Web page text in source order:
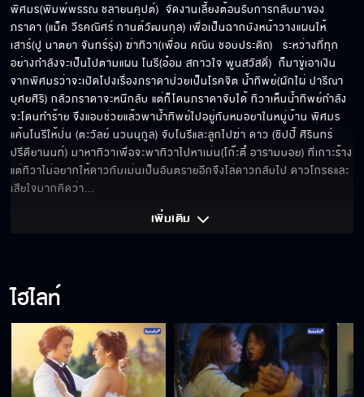
ต้นเหตุจากความหึงหวง
คนมีเงินจะทำอะไรก็ได้
คนเลวมันไม่มีต่อมรู้สึกผิดหรอก
เงินคือพระเจ้า
พิศมร(พิมพ์พรรณ ชลายนคุปต์)  จัดงานเลี้ยงต้อนรับการกลับมาของ
ภราดา (แม็ค วีรคณิศร์ กานต์วัฒนกุล) เพื่อเป็นฉากบังหน้าวางแผนให้
เสาร์(ปู นาตยา จันทร์รุ่ง) ฆ่าทิวา(เพื่อน คณิน ชอบประดิถ)   ระหว่างที่ทุก
อย่างกำลังจะเป็นไปตามแผน โนรี(อ๋อม สกาวใจ พูนสวัสดิ์)  ก็มาขู่เอาเงิน
จากพิศมรว่าจะเปิดโปงเรื่องภราดาป่วยเป็นโรคจิต น้ำทิพย์(ผักไผ่ ปารีณา
บุศยศิริ) กลัวภราดาจะหนีกลับ แต่ก็โดนภราดาจับได้ ทิวาเห็นน้ำทิพย์กำลัง
จะโดนทำร้าย จึงแอบช่วยแล้วพาน้ำทิพย์ไปอยู่กับหมอยาในหมู่บ้าน พิศมร
แค้นโนรีให้ป่น (ตะวัลย์ นวนนุกูล) จับโนรีและลูกไปฆ่า ดาว (ชิปปี้ ศิรินทร์
ปรีดียานนท์) มาหาทิวาเพื่อจะพาทิวาไปหาเม่น(โก๊ะตี๋ อารามบอย) ที่เกาะร้าง
แต่ทิวาไม่อยากให้ดาวกับเม่นเป็นอันตรายอีกจึงไล่ดาวกลับไป ดาวโกรธและ
เสียใจมากคิดว่า...
เพิ่มเติม
ไฮไลท์